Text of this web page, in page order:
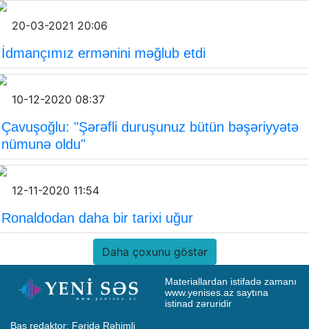
20-03-2021 20:06
İdmançımız ermənini məğlub etdi
10-12-2020 08:37
Çavuşoğlu: "Şərəfli duruşunuz bütün bəşəriyyətə
nümunə oldu"
12-11-2020 11:54
Ronaldodan daha bir tarixi uğur
Daha çoxunu göstər
Materiallardan istifadə zamanı
www.yenises.az saytına
istinad zəruridir
Baş redaktor: Fəridə Rəhimli